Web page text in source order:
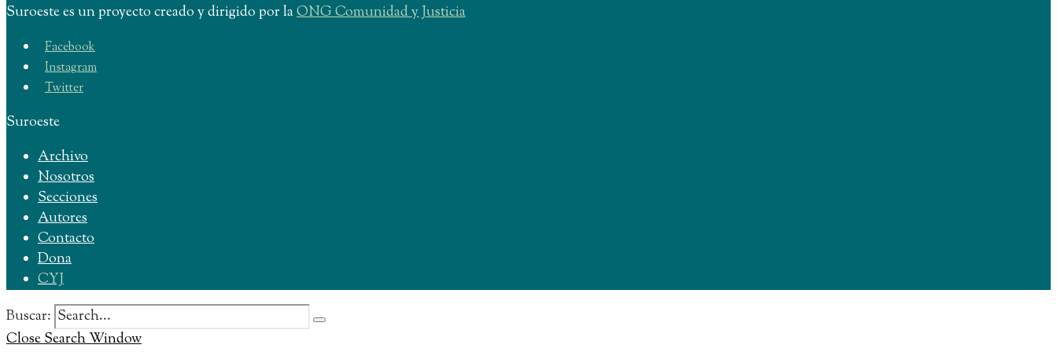
Suroeste es un proyecto creado y dirigido por laONG Comunidad y Justicia
Facebook
Instagram
Twitter
Suroeste
Archivo
Nosotros
Secciones
Autores
Contacto
Dona
CYJ
Buscar:
Close Search Window